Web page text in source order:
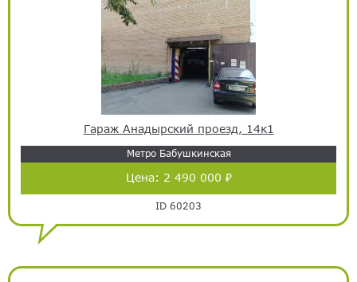
Гараж Анадырский проезд, 14к1
Метро Бабушкинская
Цена: 2 490 000 ₽
ID 60203